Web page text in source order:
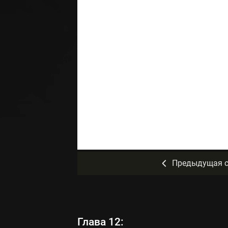
Предыдущая
Глава 12: